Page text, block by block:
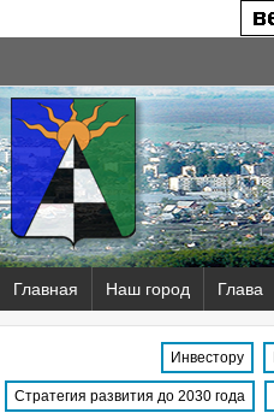
Главная Наш город Глава
Инвестору
Стратегия развития до 2030 года